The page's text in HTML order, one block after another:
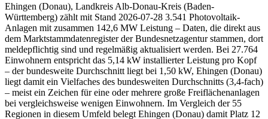
Ehingen (Donau), Landkreis Alb-Donau-Kreis (Baden-
Württemberg) zählt mit Stand 2026-07-28 3.541 Photovoltaik-
Anlagen mit zusammen 142,6 MW Leistung – Daten, die direkt aus
dem Marktstammdatenregister der Bundesnetzagentur stammen, dort
meldepflichtig sind und regelmäßig aktualisiert werden. Bei 27.764
Einwohnern entspricht das 5,14 kW installierter Leistung pro Kopf
– der bundesweite Durchschnitt liegt bei 1,50 kW, Ehingen (Donau)
liegt damit ein Vielfaches des bundesweiten Durchschnitts (3,4-fach)
– meist ein Zeichen für eine oder mehrere große Freiflächenanlagen
bei vergleichsweise wenigen Einwohnern. Im Vergleich der 55
Regionen in diesem Umfeld belegt Ehingen (Donau) damit Platz 12